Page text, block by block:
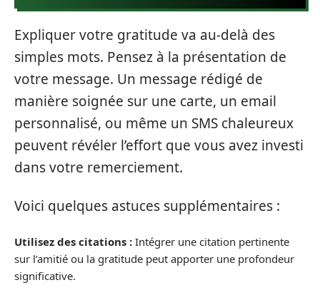
Expliquer votre gratitude va au-delà des
simples mots. Pensez à la présentation de
votre message. Un message rédigé de
manière soignée sur une carte, un email
personnalisé, ou même un SMS chaleureux
peuvent révéler l’effort que vous avez investi
dans votre remerciement.
Voici quelques astuces supplémentaires :
Utilisez des citations : Intégrer une citation pertinente
sur l’amitié ou la gratitude peut apporter une profondeur
significative.